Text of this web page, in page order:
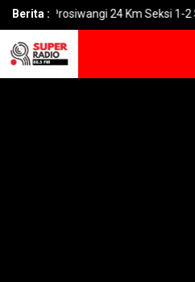
Berita :24 Km Seksi 1-2 Siap Operasi